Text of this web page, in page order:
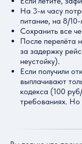
На 3-м часу
питание, на 8/
Сохранить все
После перелёта
за задержку
неустойку).
Если получили
выплачивают
кодекса (100
требованиях. Но